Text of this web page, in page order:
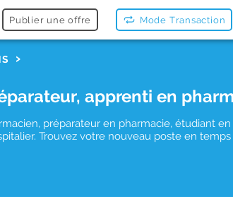
Publier une offre Mode Transaction
apprenti en
préparateur en pharmacie, étudiant
Trouvez votre nouveau poste en